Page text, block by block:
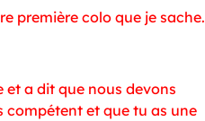
première colo que je sache.
et a dit que nous devons
compétent et que tu as une